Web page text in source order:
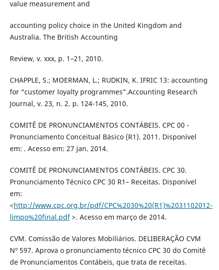
value measurement and
accounting policy choice in the United Kingdom and
Australia. The British Accounting
Review, v. xxx, p. 1–21, 2010.
CHAPPLE, S.; MOERMAN, L.; RUDKIN, K. IFRIC 13: accounting
for “customer loyalty programmes”.Accounting Research
Journal, v. 23, n. 2. p. 124-145, 2010.
COMITÊ DE PRONUNCIAMENTOS CONTÁBEIS. CPC 00 -
Pronunciamento Conceitual Básico (R1). 2011. Disponível
em: . Acesso em: 27 jan. 2014.
COMITÊ DE PRONUNCIAMENTOS CONTÁBEIS. CPC 30.
Pronunciamento Técnico CPC 30 R1– Receitas. Disponível
em:
<http://www.cpc.org.br/pdf/CPC%2030%20(R1)%2031102012-
limpo%20final.pdf>. Acesso em março de 2014.
CVM. Comissão de Valores Mobiliários. DELIBERAÇÃO CVM
Nº 597. Aprova o pronunciamento técnico CPC 30 do Comitê
de Pronunciamentos Contábeis, que trata de receitas.